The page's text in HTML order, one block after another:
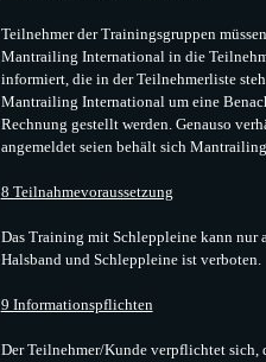
Teilnehmer der Trainingsgruppen
Mantrailing International in die
informiert, die in der Teilnehmerliste
Mantrailing International um eine
Rechnung gestellt werden. Genauso
angemeldet seien behält sich
8 Teilnahmevoraussetzung
Das Training mit Schleppleine kann nur
Halsband und Schleppleine ist verboten.
9 Informationspflichten
Der Teilnehmer/Kunde verpflichtet